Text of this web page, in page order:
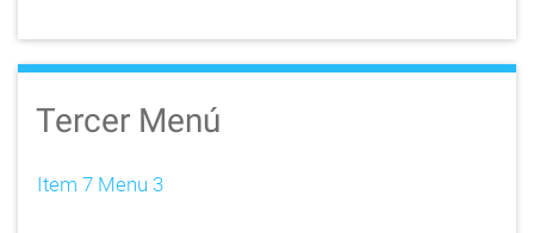
Tercer Menú
Item 7 Menu 3